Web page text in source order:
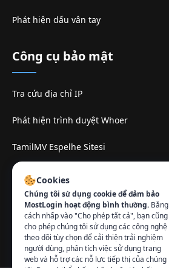
Phát hiện dấu vân tay
Công cụ bảo mật
Tra cứu địa chỉ IP
Phát hiện trình duyệt Whoer
TamilMV Espelhe Sitesi
Liên hệ:
info@mostlogin.com
Cookies
Chúng tôi sử dụng cookie để đảm bảo
MostLogin hoạt động bình thường. Bằng
cách nhấp vào "Cho phép tất cả", bạn cũng
cho phép chúng tôi sử dụng các công nghệ
theo dõi tùy chọn để cải thiện trải nghiệm
người dùng, phân tích việc sử dụng trang
web và hỗ trợ các nỗ lực tiếp thị của chúng